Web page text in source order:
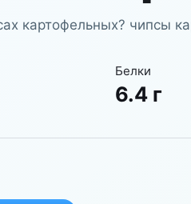
картофельных? чипсы
Белки
6.4 г